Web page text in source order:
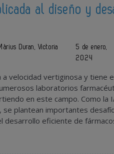
al diseño y
Duran, Victoria
5 de enero,
2024
a velocidad vertiginosa y tiene
laboratorios
en este campo. Como la
se plantean importantes
desarrollo eficiente de